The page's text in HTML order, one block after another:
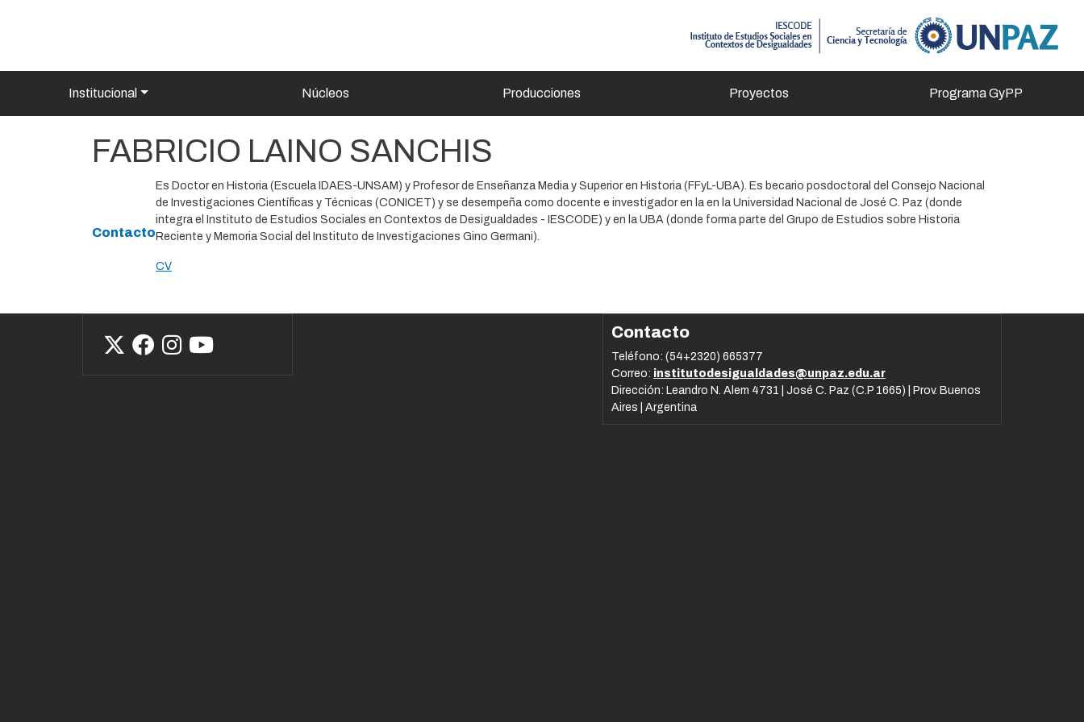
Navegación principal
Institucional Núcleos Producciones Proyectos Programa GyPP
FABRICIO LAINO SANCHIS
Contacto
Es Doctor en Historia (Escuela IDAES-UNSAM) y Profesor de Enseñanza Media y Superior en Historia (FFyL-UBA). Es becario posdoctoral del Consejo Nacional
de Investigaciones Científicas y Técnicas (CONICET) y se desempeña como docente e investigador en la en la Universidad Nacional de José C. Paz (donde
integra el Instituto de Estudios Sociales en Contextos de Desigualdades - IESCODE) y en la UBA (donde forma parte del Grupo de Estudios sobre Historia
Reciente y Memoria Social del Instituto de Investigaciones Gino Germani).
CV
Contacto
Teléfono: (54+2320) 665377
Correo: institutodesigualdades@unpaz.edu.ar
Dirección: Leandro N. Alem 4731 | José C. Paz (C.P 1665) | Prov. Buenos
Aires | Argentina